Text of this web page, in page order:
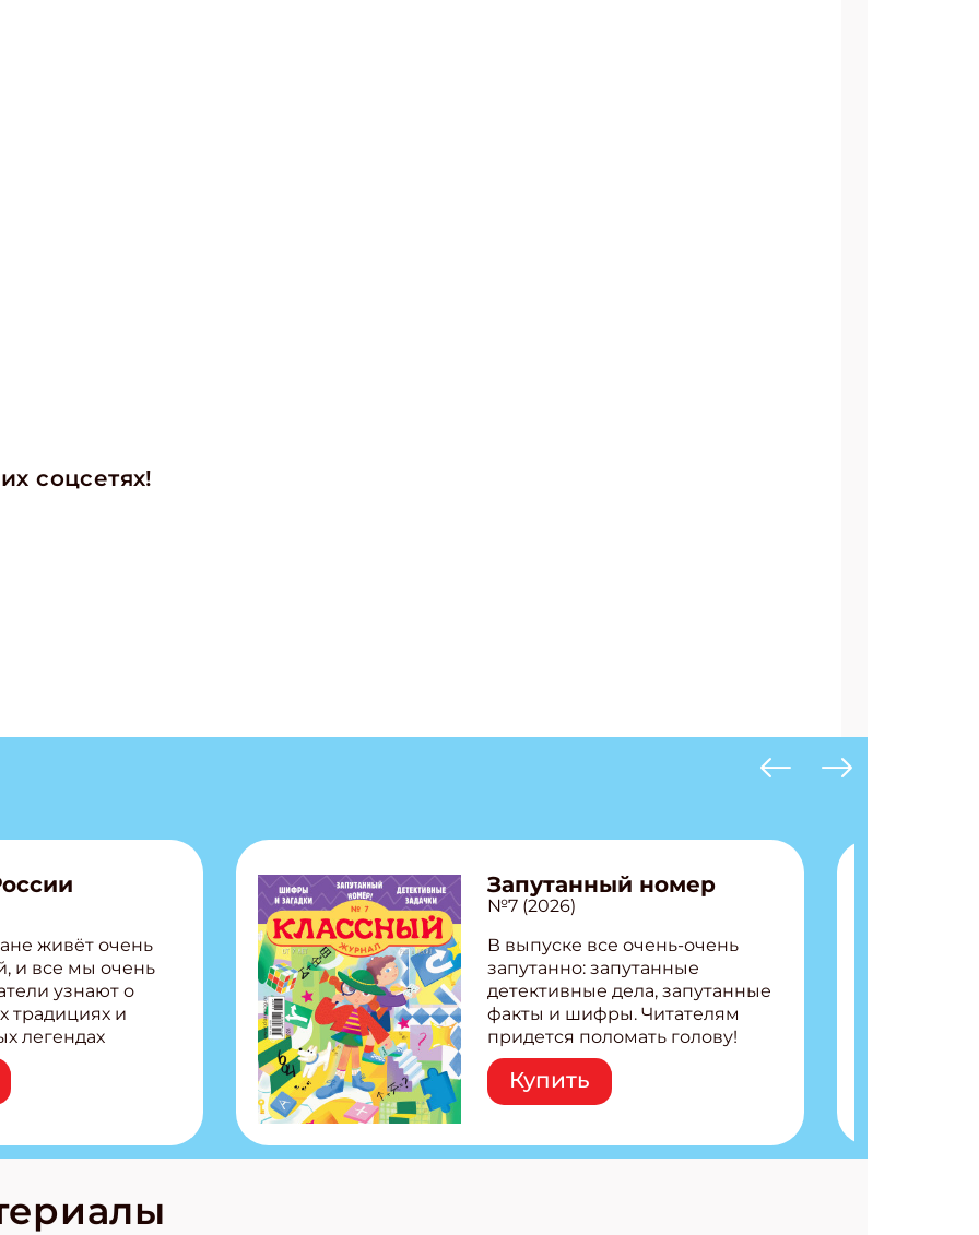
соцсетях!
живёт очень
и все мы очень
узнают о
традициях и
легендах
Внутри:
башкир и
игра
Традиционные
приключения!
Запутанный номер
№7 (2026)
В выпуске все очень-очень
запутанно: запутанные
детективные дела, запутанные
факты и шифры. Читателям
придется поломать голову!
Внутри: Шифры и
расшифровки Плетем
запутанные поделки
Ищем коды 3 комикса
Купить
имя
Ваш Email
ПОДПИСАТЬСЯ